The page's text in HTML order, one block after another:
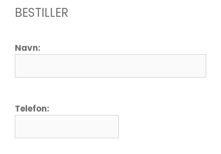
BESTILLER
Navn:
Telefon: